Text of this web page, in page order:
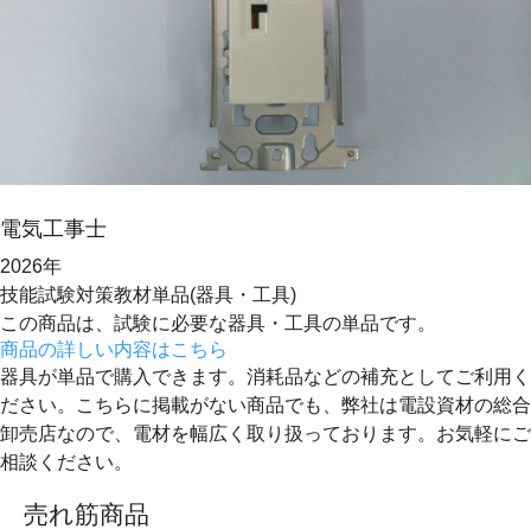
電気工事士
2026年
技能試験対策教材単品(器具・工具)
この商品は、試験に必要な器具・工具の単品です。
商品の詳しい内容はこちら
器具が単品で購入できます。消耗品などの補充としてご利用く
ださい。こちらに掲載がない商品でも、弊社は電設資材の総合
卸売店なので、電材を幅広く取り扱っております。お気軽にご
相談ください。
売れ筋商品